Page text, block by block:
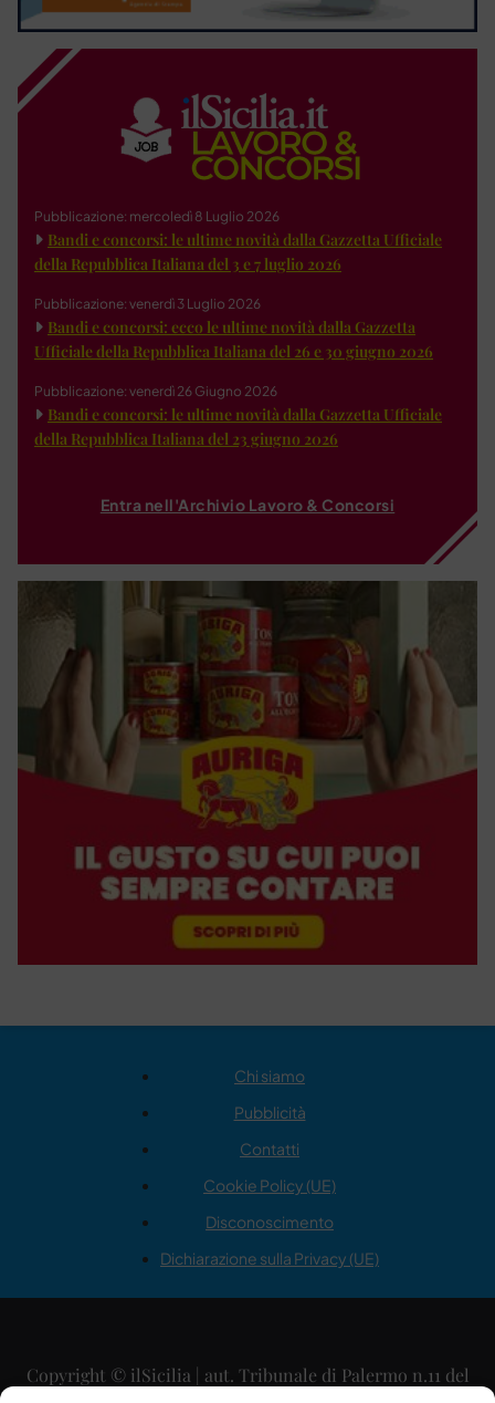
Pubblicazione: mercoledì 8 Luglio 2026
Bandi e concorsi: le ultime novità dalla Gazzetta Ufficiale
della Repubblica Italiana del 3 e 7 luglio 2026
Pubblicazione: venerdì 3 Luglio 2026
Bandi e concorsi: ecco le ultime novità dalla Gazzetta
Ufficiale della Repubblica Italiana del 26 e 30 giugno 2026
Pubblicazione: venerdì 26 Giugno 2026
Bandi e concorsi: le ultime novità dalla Gazzetta Ufficiale
della Repubblica Italiana del 23 giugno 2026
Entra nell'Archivio Lavoro & Concorsi
Chi siamo
Pubblicità
Contatti
Cookie Policy (UE)
Disconoscimento
Dichiarazione sulla Privacy (UE)
Copyright © ilSicilia | aut. Tribunale di Palermo n.11 del